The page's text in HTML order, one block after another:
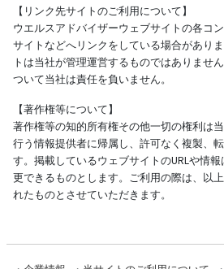
【リンク先サイトのご利用について】
ウエルスアドバイザーウェブサイトの各コ
サイトなどへリンクをしている場合があり
トは当社が管理運営するものではありませ
ついて当社は責任を負いません。
【著作権等について】
著作権等の知的所有権その他一切の権利は
行う情報提供者に帰属し、許可なく複製、
す。掲載しているウェブサイトのURLや情
更できるものとします。ご利用の際は、以
れたものとさせていただきます。